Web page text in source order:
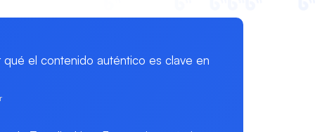
el contenido auténtico es clave en